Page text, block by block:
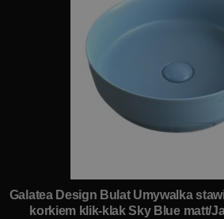
Galatea Design Bulat Umywalka
korkiem klik-klak Sky Blue matt/